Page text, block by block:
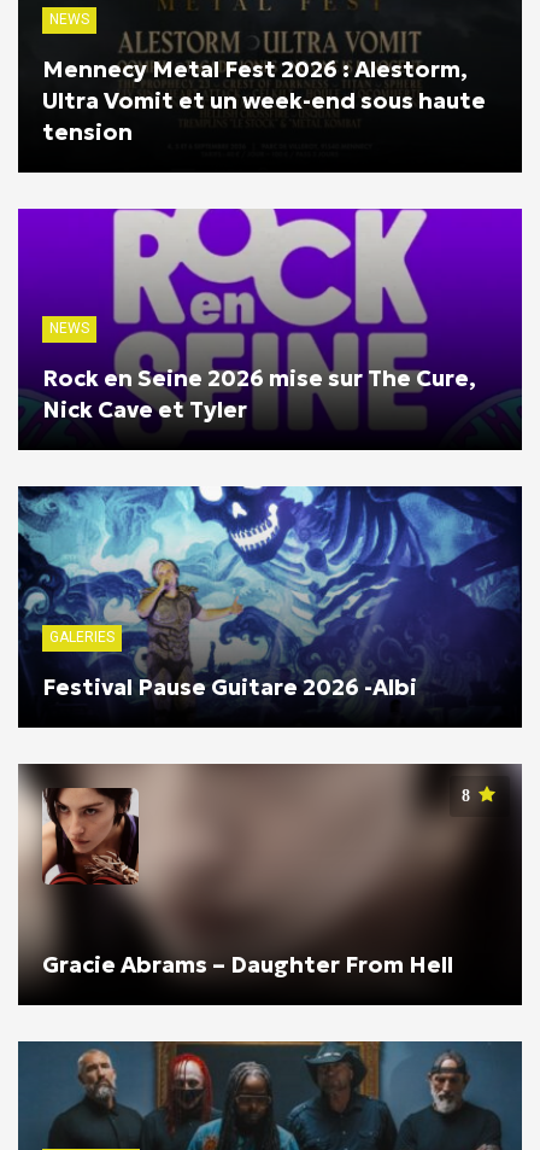
NEWS
Mennecy Metal Fest 2026 : Alestorm,
Ultra Vomit et un week-end sous haute
tension
NEWS
Rock en Seine 2026 mise sur The Cure,
Nick Cave et Tyler
GALERIES
Festival Pause Guitare 2026 -Albi
8
Gracie Abrams – Daughter From Hell